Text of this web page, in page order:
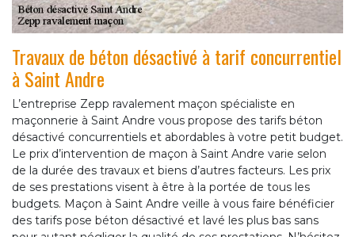
Travaux de béton désactivé à tarif concurrentiel
à Saint Andre
L’entreprise Zepp ravalement maçon spécialiste en
maçonnerie à Saint Andre vous propose des tarifs béton
désactivé concurrentiels et abordables à votre petit budget.
Le prix d’intervention de maçon à Saint Andre varie selon
de la durée des travaux et biens d’autres facteurs. Les prix
de ses prestations visent à être à la portée de tous les
budgets. Maçon à Saint Andre veille à vous faire bénéficier
des tarifs pose béton désactivé et lavé les plus bas sans